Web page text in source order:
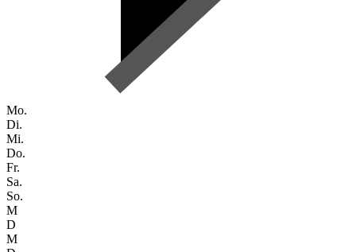
Mo.
Di.
Mi.
Do.
Fr.
Sa.
So.
M
D
M